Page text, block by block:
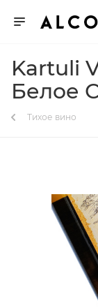
Kartuli
Белое
Тихое вино